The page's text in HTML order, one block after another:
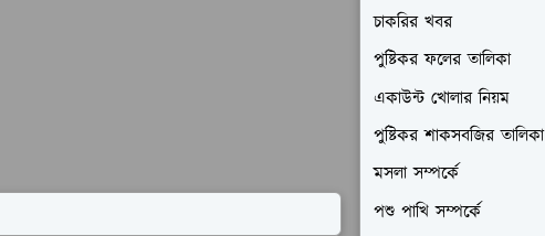
চাকরির খবর
পুষ্টিকর ফলের তালিকা
একাউন্ট খোলার নিয়ম
পুষ্টিকর শাকসবজির তালিকা
মসলা সম্পর্কে
পশু পাখি সম্পর্কে